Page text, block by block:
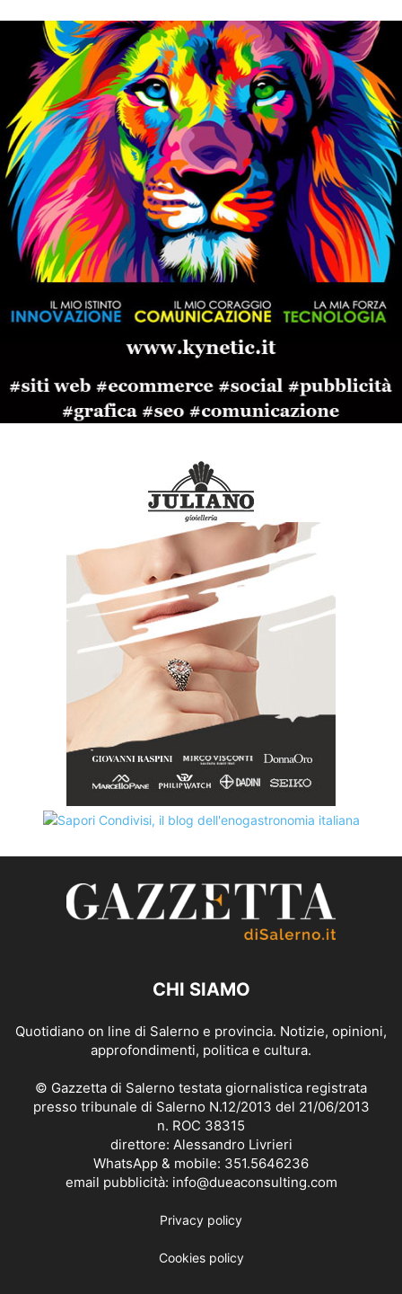
CHI SIAMO
Quotidiano on line di Salerno e provincia. Notizie, opinioni,
approfondimenti, politica e cultura.
© Gazzetta di Salerno testata giornalistica registrata
presso tribunale di Salerno N.12/2013 del 21/06/2013
n. ROC 38315
direttore: Alessandro Livrieri
WhatsApp & mobile: 351.5646236
email pubblicità: info@dueaconsulting.com
Privacy policy
Cookies policy